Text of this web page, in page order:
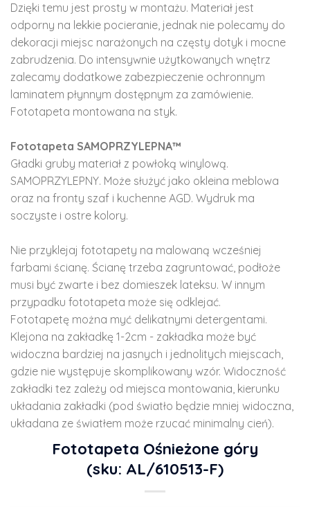
Dzięki temu jest prosty w montażu. Materiał jest
odporny na lekkie pocieranie, jednak nie polecamy do
dekoracji miejsc narażonych na częsty dotyk i mocne
zabrudzenia. Do intensywnie użytkowanych wnętrz
zalecamy dodatkowe zabezpieczenie ochronnym
laminatem płynnym dostępnym za zamówienie.
Fototapeta montowana na styk.
Fototapeta SAMOPRZYLEPNA™
Gładki gruby materiał z powłoką winylową.
SAMOPRZYLEPNY. Może służyć jako okleina meblowa
oraz na fronty szaf i kuchenne AGD. Wydruk ma
soczyste i ostre kolory.
Nie przyklejaj fototapety na malowaną wcześniej
farbami ścianę. Ścianę trzeba zagruntować, podłoże
musi być zwarte i bez domieszek lateksu. W innym
przypadku fototapeta może się odklejać.
Fototapetę można myć delikatnymi detergentami.
Klejona na zakładkę 1-2cm - zakładka może być
widoczna bardziej na jasnych i jednolitych miejscach,
gdzie nie występuje skomplikowany wzór. Widoczność
zakładki tez zależy od miejsca montowania, kierunku
układania zakładki (pod światło będzie mniej widoczna,
układana ze światłem może rzucać minimalny cień).
Fototapeta Ośnieżone góry
(sku: AL/610513-F)